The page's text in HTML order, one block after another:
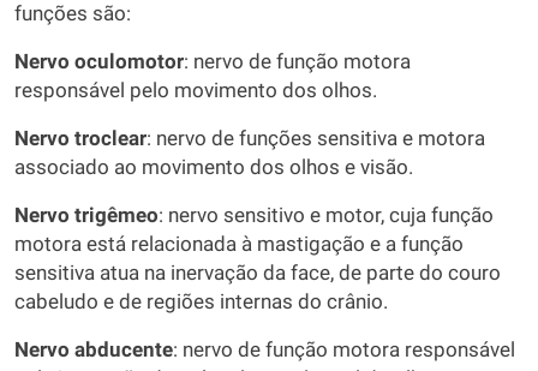
funções são:
Nervo oculomotor: nervo de função motora
responsável pelo movimento dos olhos.
Nervo troclear: nervo de funções sensitiva e motora
associado ao movimento dos olhos e visão.
Nervo trigêmeo: nervo sensitivo e motor, cuja função
motora está relacionada à mastigação e a função
sensitiva atua na inervação da face, de parte do couro
cabeludo e de regiões internas do crânio.
Nervo abducente: nervo de função motora responsável